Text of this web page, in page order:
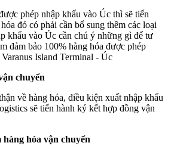
phép nhập khẩu vào Úc thì sẽ tiến
đó có phải cần bổ sung thêm các loại
khẩu vào Úc cần chú ý những gì để tư
đảm bảo 100% hàng hóa được phép
Island Terminal - Úc
chuyển
về hàng hóa, điều kiện xuất nhập khẩu
sẽ tiến hành ký kết hợp đồng vận
hóa vận chuyển